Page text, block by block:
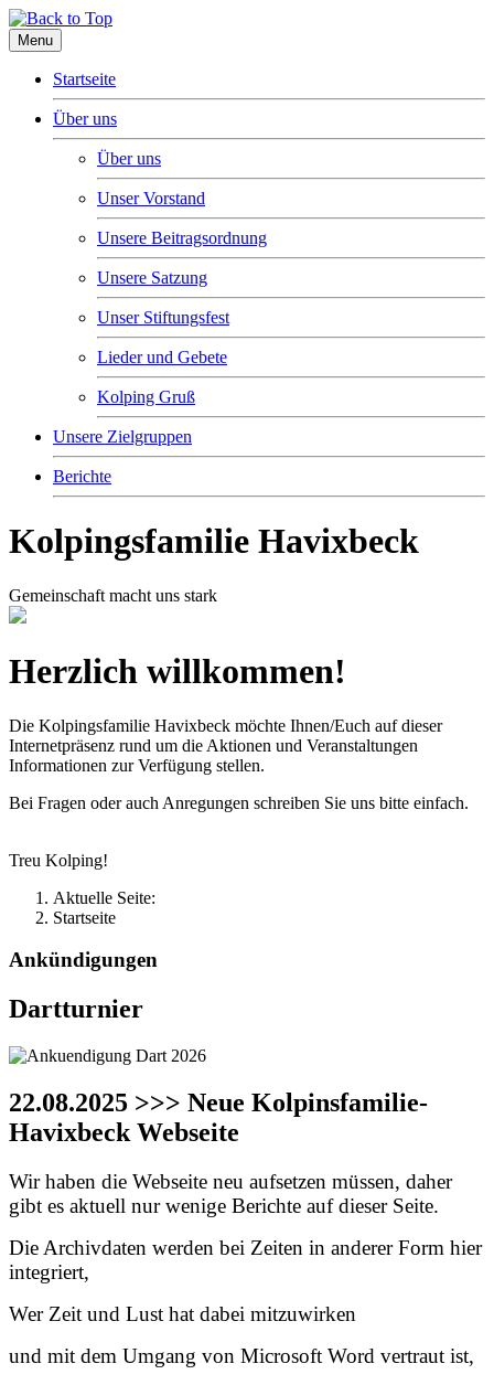
Menu
Startseite
Über uns
Über uns
Unser Vorstand
Unsere Beitragsordnung
Unsere Satzung
Unser Stiftungsfest
Lieder und Gebete
Kolping Gruß
Unsere Zielgruppen
Berichte
Kolpingsfamilie Havixbeck
Gemeinschaft macht uns stark
Herzlich willkommen!
Die Kolpingsfamilie Havixbeck möchte Ihnen/Euch auf dieser
Internetpräsenz rund um die Aktionen und Veranstaltungen
Informationen zur Verfügung stellen.
Bei Fragen oder auch Anregungen schreiben Sie uns bitte einfach.
Treu Kolping!
Aktuelle Seite:
Startseite
Ankündigungen
Dartturnier
22.08.2025 >>> Neue Kolpinsfamilie-
Havixbeck Webseite
Wir haben die Webseite neu aufsetzen müssen, daher
gibt es aktuell nur wenige Berichte auf dieser Seite.
Die Archivdaten werden bei Zeiten in anderer Form hier
integriert,
Wer Zeit und Lust hat dabei mitzuwirken
und mit dem Umgang von Microsoft Word vertraut ist,